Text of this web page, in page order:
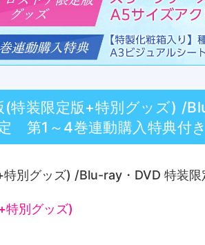
特装限定版+特別グッズ) /
第1～4巻連動購入特典付
別グッズ) /Blu-ray・DVD 特装限
別グッズ)